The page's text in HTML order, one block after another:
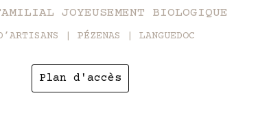
JOYEUSEMENT BIOLOGIQUE
| PÉZENAS | LANGUEDOC
Plan d'accès